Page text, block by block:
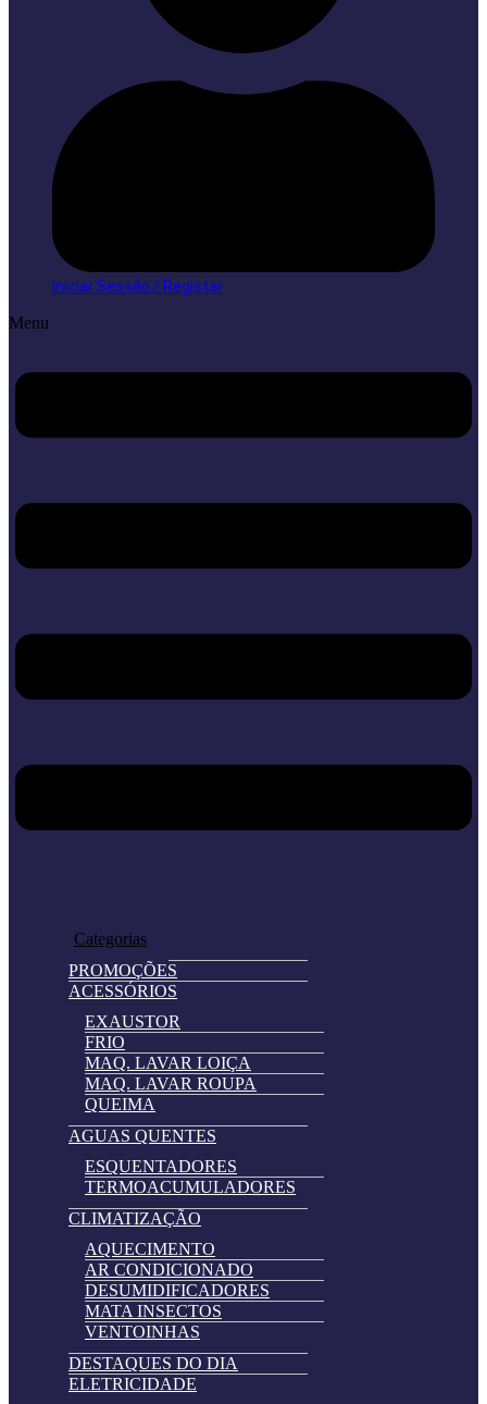
Iniciar Sessão / Registar
Menu
Categorias
PROMOÇÕES
ACESSÓRIOS
EXAUSTOR
FRIO
MAQ. LAVAR LOIÇA
MAQ. LAVAR ROUPA
QUEIMA
AGUAS QUENTES
ESQUENTADORES
TERMOACUMULADORES
CLIMATIZAÇÃO
AQUECIMENTO
AR CONDICIONADO
DESUMIDIFICADORES
MATA INSECTOS
VENTOINHAS
DESTAQUES DO DIA
ELETRICIDADE